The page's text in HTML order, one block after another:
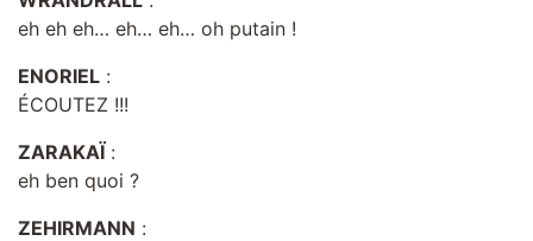
eh eh eh… eh… eh… oh putain !
ENORIEL :
ÉCOUTEZ !!!
ZARAKAÏ :
eh ben quoi ?
ZEHIRMANN :